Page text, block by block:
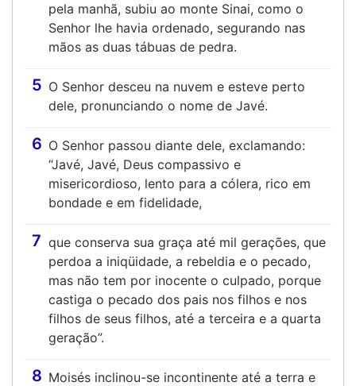
pela manhã, subiu ao monte Sinai, como o
Senhor lhe havia ordenado, segurando nas
mãos as duas tábuas de pedra.
5 O Senhor desceu na nuvem e esteve perto
dele, pronunciando o nome de Javé.
6 O Senhor passou diante dele, exclamando:
“Javé, Javé, Deus compassivo e
misericordioso, lento para a cólera, rico em
bondade e em fidelidade,
7 que conserva sua graça até mil gerações, que
perdoa a iniqüidade, a rebeldia e o pecado,
mas não tem por inocente o culpado, porque
castiga o pecado dos pais nos filhos e nos
filhos de seus filhos, até a terceira e a quarta
geração”.
8 Moisés inclinou-se incontinente até a terra e